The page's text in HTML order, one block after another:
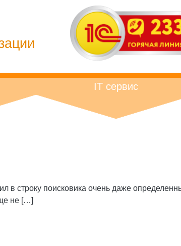
IT сервис
в строку поисковика очень даже
не […]